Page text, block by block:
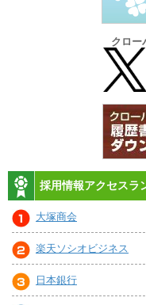
クロー
採用情報アクセスラ
大塚商会
楽天ソシオビジネス
日本銀行